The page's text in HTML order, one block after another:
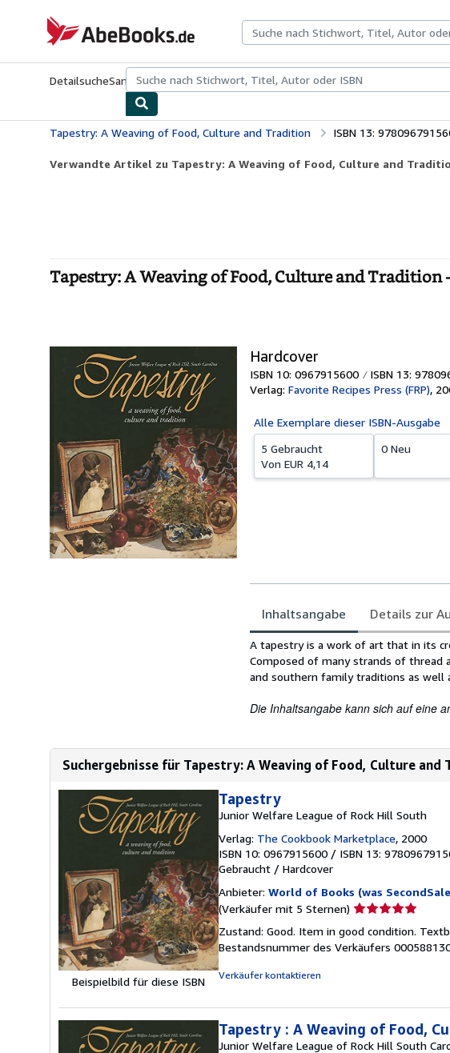
AbeBooks.de
DetailsucheSammlungenAntiquarische BücherKunst & Sammlerstücke
Tapestry: A Weaving of Food, Culture and Tradition ISBN 13:
Verwandte Artikel zu Tapestry: A Weaving of Food, Culture and
Tapestry: A Weaving of Food, Culture and Tradition
Hardcover
ISBN 10: 0967915600 ISBN 13:
Verlag: Favorite Recipes Press (FRP),
Alle Exemplare dieser ISBN-Ausgabe
5 Gebraucht
Von EUR 4,14
0 Neu
Inhaltsangabe Details zur
Inhaltsangabe
A tapestry is a work of art that in its
Composed of many strands of thread
and southern family traditions as well
Die Inhaltsangabe kann sich auf eine
Suchergebnisse für Tapestry: A Weaving of Food, Culture and
Beispielbild für diese ISBN
Tapestry
Junior Welfare League of Rock Hill South
Verlag: The Cookbook Marketplace, 2000
ISBN 10: 0967915600 / ISBN 13:
Gebraucht / Hardcover
Anbieter: World of Books (was
(Verkäufer mit 5 Sternen)
von
5
Zustand: Good. Item in good condition.
Bestandsnummer des Verkäufers
Verkäufer kontaktieren
Tapestry : A Weaving of Food,
Junior Welfare League of Rock Hill South